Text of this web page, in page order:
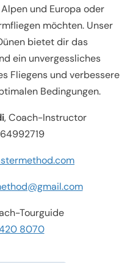
und Europa oder
möchten. Unser
bietet dir das
ein unvergessliches
Fliegens und verbessere
Bedingungen.
, Coach-Instructor
Tourguide
8070